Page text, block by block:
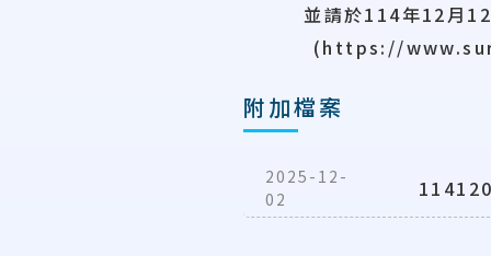
並請於114年12月12
(https://
附加檔案
2025-12-
02